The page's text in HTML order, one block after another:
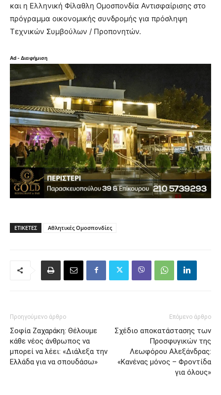
και η Ελληνική Φίλαθλη Ομοσπονδία Αντισφαίρισης στο
πρόγραμμα οικονομικής συνδρομής για πρόσληψη
Τεχνικών Συμβούλων / Προπονητών.
Ad - Διαφήμιση
ΕΤΙΚΈΤΕΣ Αθλητικές Ομοσπονδίες
Προηγούμενο άρθρο
Σοφία Ζαχαράκη: Θέλουμε
κάθε νέος άνθρωπος να
μπορεί να λέει: «Διάλεξα την
Ελλάδα για να σπουδάσω»
Επόμενο άρθρο
Σχέδιο αποκατάστασης των
Προσφυγικών της
Λεωφόρου Αλεξάνδρας:
«Κανένας μόνος – Φροντίδα
για όλους»